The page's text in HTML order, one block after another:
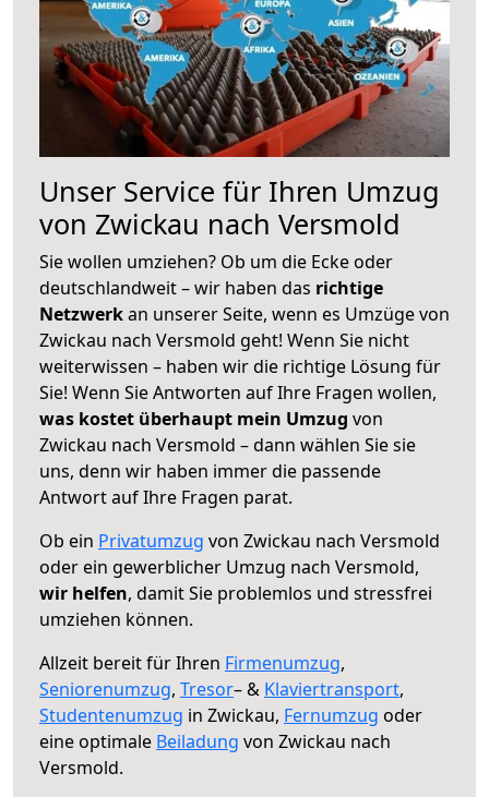
Unser Service für Ihren Umzug
von Zwickau nach Versmold
Sie wollen umziehen? Ob um die Ecke oder
deutschlandweit – wir haben das richtige
Netzwerkan unserer Seite, wenn es Umzüge von
Zwickau nach Versmold geht! Wenn Sie nicht
weiterwissen – haben wir die richtige Lösung für
Sie! Wenn Sie Antworten auf Ihre Fragen wollen,
was kostet überhaupt mein Umzug von
Zwickau nach Versmold – dann wählen Sie sie
uns, denn wir haben immer die passende
Antwort auf Ihre Fragen parat.
Ob ein Privatumzug von Zwickau nach Versmold
oder ein gewerblicher Umzug nach Versmold,
wir helfen, damit Sie problemlos und stressfrei
umziehen können.
Allzeit bereit für Ihren Firmenumzug,
Seniorenumzug, Tresor– & Klaviertransport,
Studentenumzug in Zwickau, Fernumzug oder
eine optimale Beiladung von Zwickau nach
Versmold.